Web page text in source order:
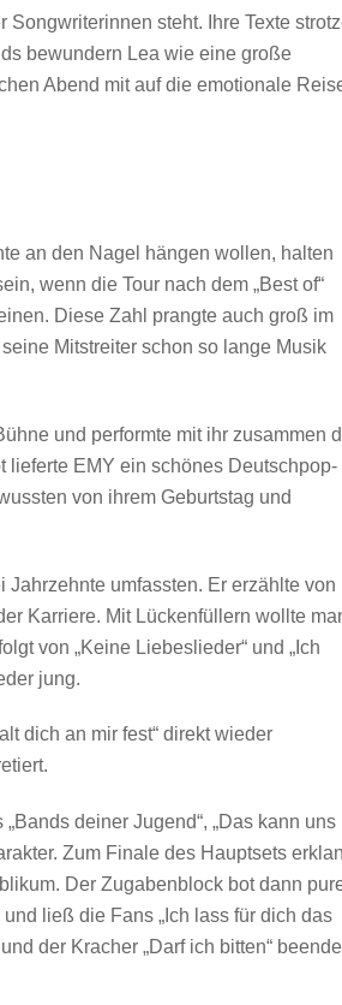
steht. Ihre Texte
bewundern Lea wie eine große
Abend mit auf die emotionale
an den Nagel hängen wollen, halten
wenn die Tour nach dem „Best of“
Diese Zahl prangte auch groß im
Mitstreiter schon so lange Musik
und performte mit ihr zusammen
lieferte EMY ein schönes Deutschpop-
von ihrem Geburtstag und
umfassten. Er erzählte von
Karriere. Mit Lückenfüllern wollte
von „Keine Liebeslieder“ und „Ich
jung.
dich an mir fest“ direkt wieder
deiner Jugend“, „Das kann uns
Zum Finale des Hauptsets
Der Zugabenblock bot dann
ließ die Fans „Ich lass für dich das
der Kracher „Darf ich bitten“